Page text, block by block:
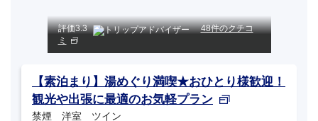
評価3.3
48件のクチコ
ミ
【素泊まり】湯めぐり満喫★おひとり様歓迎！
観光や出張に最適のお気軽プラン
禁煙 洋室 ツイン